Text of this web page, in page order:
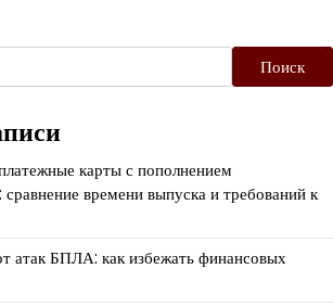
Поиск
карты с пополнением
сравнение времени выпуска и требований к
атак БПЛА: как избежать финансовых